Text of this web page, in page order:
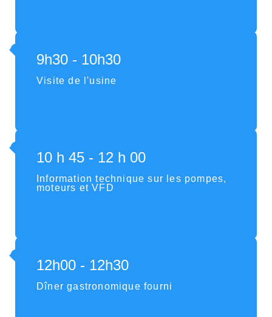
9h30 - 10h30
Visite de l'usine
10 h 45 - 12 h 00
Information technique sur les pompes,
moteurs et VFD
12h00 - 12h30
Dîner gastronomique fourni